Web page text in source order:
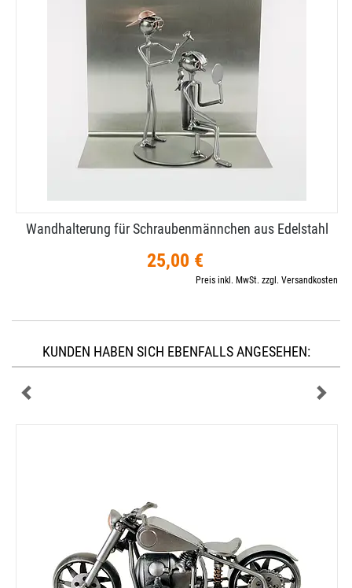
Wandhalterung für Schraubenmännchen aus Edelstahl
25,00 €
Preis inkl. MwSt. zzgl. Versandkosten
KUNDEN HABEN SICH EBENFALLS ANGESEHEN: